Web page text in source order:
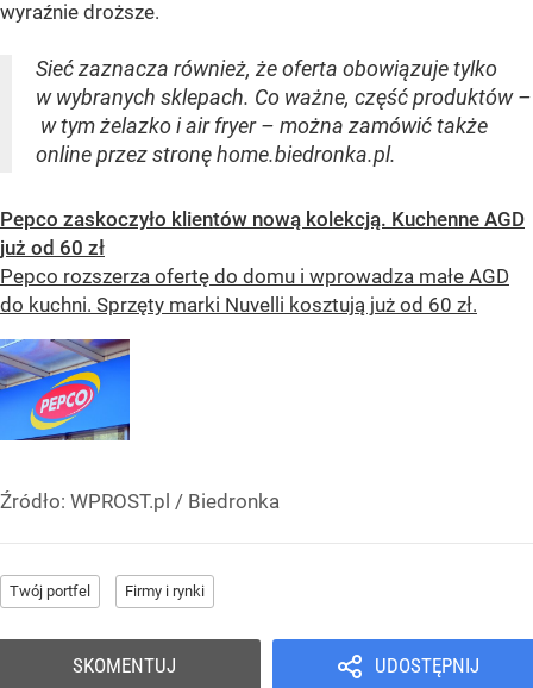
wyraźnie droższe.
Sieć zaznacza również, że oferta obowiązuje tylko
w wybranych sklepach. Co ważne, część produktów –
w tym żelazko i air fryer – można zamówić także
online przez stronę home.biedronka.pl.
Pepco zaskoczyło klientów nową kolekcją. Kuchenne AGD
już od 60 zł
Pepco rozszerza ofertę do domu i wprowadza małe AGD
do kuchni. Sprzęty marki Nuvelli kosztują już od 60 zł.
Źródło: WPROST.pl / Biedronka
Twój portfel Firmy i rynki
UDOSTĘPNIJ
SKOMENTUJ